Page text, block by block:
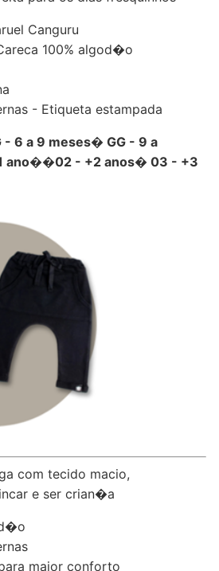
Canguru
100% algod�o
- Etiqueta estampada
6 a 9 meses� GG - 9 a
ano��02 - +2 anos� 03 - +3
com tecido macio,
e ser crian�a
maior conforto